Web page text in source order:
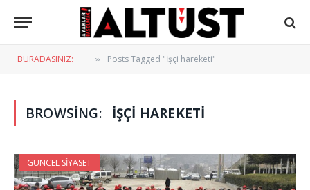
BURADASINIZ: » Posts Tagged "İşçi hareketi"
BROWSING: İŞÇI HAREKETI
GÜNCEL SIYASET